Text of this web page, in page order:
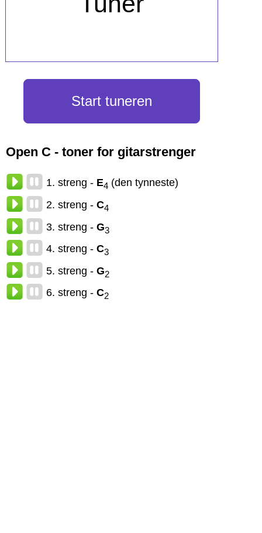
Start tuneren
Open C - toner for gitarstrenger
1. streng - E4 (den tynneste)
2. streng - C4
3. streng - G3
4. streng - C3
5. streng - G2
6. streng - C2